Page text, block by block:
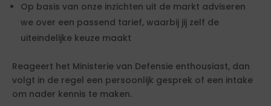
Op basis van onze inzichten uit de markt adviseren
we over een passend tarief, waarbij jij zelf de
uiteindelijke keuze maakt
Reageert het Ministerie van Defensie enthousiast, dan
volgt in de regel een persoonlijk gesprek of een intake
om nader kennis te maken.